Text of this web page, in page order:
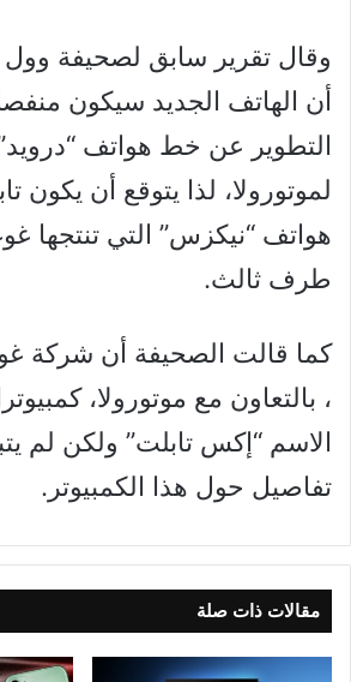
وقال تقرير سابق لصحيفة
أن الهاتف الجديد سيكون
التطوير عن خط هواتف “درويد”
لموتورولا، لذا يتوقع أن يكون
هواتف “نيكزس” التي تنتجها
طرف ثالث.
كما قالت الصحيفة أن شركة
، بالتعاون مع موتورولا،
الاسم “إكس تابلت” ولكن لم
تفاصيل حول هذا الكمبيوتر.
مقالات ذات صلة